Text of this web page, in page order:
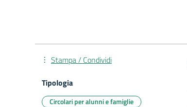
Stampa / Condividi
Tipologia
Circolari per alunni e famiglie